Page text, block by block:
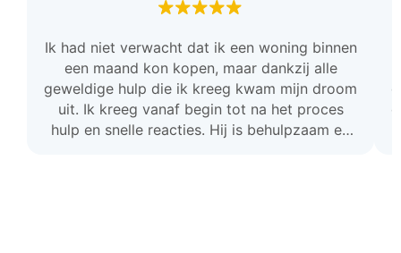
Ik had niet verwacht dat ik een woning binnen
een maand kon kopen, maar dankzij alle
geweldige hulp die ik kreeg kwam mijn droom
uit. Ik kreeg vanaf begin tot na het proces
hulp en snelle reacties. Hij is behulpzaam en